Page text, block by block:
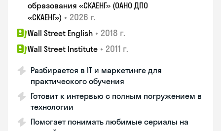
образования «СКАЕНГ» (ОАНО ДПО
«СКАЕНГ») • 2026 г.
Wall Street English • 2018 г.
Wall Street Institute • 2011 г.
Разбирается в IT и маркетинге для
практического обучения
Готовит к интервью с полным погружением в
технологии
Помогает понимать любимые сериалы на